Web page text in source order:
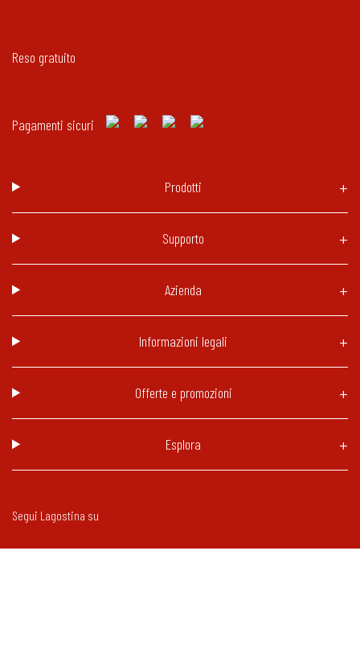
Reso gratuito
Pagamenti sicuri
Prodotti
Supporto
Azienda
Informazioni legali
Offerte e promozioni
Esplora
Segui Lagostina su